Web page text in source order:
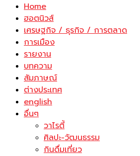
Home
ฮอตนิวส์
เศรษฐกิจ / ธุรกิจ / การตลาด
การเมือง
รายงาน
บทความ
สัมภาษณ์
ต่างประเทศ
english
อื่นๆ
วาไรตี้
ศิลปะ-วัฒนธรรม
กินดื่มเที่ยว